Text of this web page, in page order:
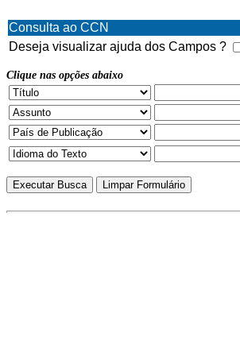
Consulta ao CCN
Deseja visualizar ajuda dos Campos ?
Clique nas opções abaixo